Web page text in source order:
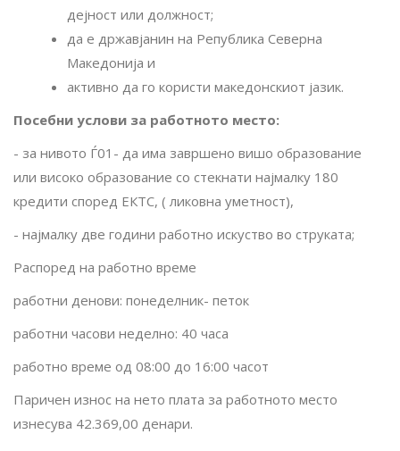
дејност или должност;
да е државјанин на Република Северна
Македонија и
активно да го користи македонскиот јазик.
Посебни услови за работното место:
- за нивото Ѓ01- да има завршено вишо образование
или високо образование со стекнати најмалку 180
кредити според ЕКТС, ( ликовна уметност),
- најмалку две години работно искуство во струката;
Распоред на работно време
работни денови: понеделник- петок
работни часови неделно: 40 часа
работно време од 08:00 до 16:00 часот
Паричен износ на нето плата за работното место
изнесува 42.369,00 денари.